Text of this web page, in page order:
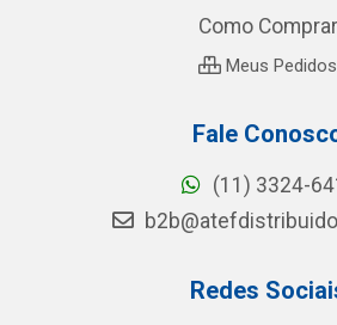
Como Comprar
Meus Pedidos
Fale
(11) 3324-
Redes